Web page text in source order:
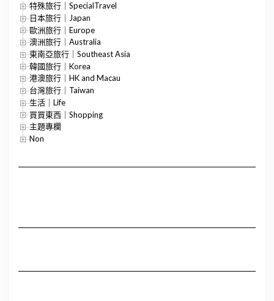
特殊旅行｜SpecialTravel
日本旅行｜Japan
歐洲旅行｜Europe
澳洲旅行｜Australia
東南亞旅行｜Southeast Asia
韓國旅行｜Korea
港澳旅行｜HK and Macau
台灣旅行｜Taiwan
生活｜Life
買買東西｜Shopping
主題專欄
Non